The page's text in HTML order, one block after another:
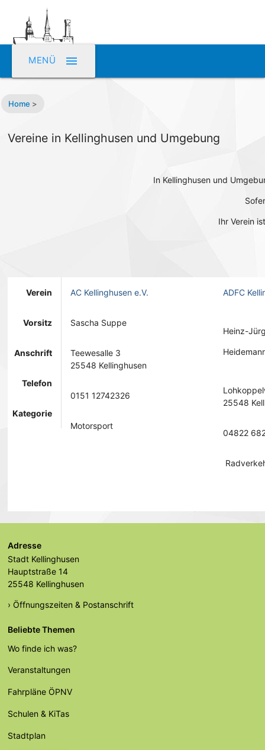
menu
MENÜ
Home >
Vereine in Kellinghusen und Umgebung
In Kellinghusen und
Ihr Verein
Verein
Vorsitz
Anschrift
Telefon
Kategorie
AC Kellinghusen e.V.
Sascha Suppe
Teewesalle 3
25548 Kellinghusen
0151 12742326
Motorsport
ADFC
Heinz-
25548
04822
Adresse
Stadt Kellinghusen
Hauptstraße 14
25548 Kellinghusen
› Öffnungszeiten & Postanschrift
Beliebte Themen
Wo finde ich was?
Veranstaltungen
Fahrpläne ÖPNV
Schulen & KiTas
Stadtplan